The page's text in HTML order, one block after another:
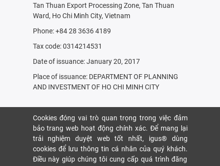
Tan Thuan Export Processing Zone, Tan Thuan
Ward, Ho Chi Minh City, Vietnam
Phone: +84 28 3636 4189
Tax code: 0314214531
Date of issuance: January 20, 2017
Place of issuance: DEPARTMENT OF PLANNING
AND INVESTMENT OF HO CHI MINH CITY
Cookies đóng vai trò quan trọng trong việc đảm
bảo trang web hoạt động chính xác. Để mang lại
trải nghiệm duyệt web tốt nhất, igus® dùng
cookies để lưu thông tin cá nhân của quý khách.
Điều này giúp chúng tôi cung cấp quá trình đăng